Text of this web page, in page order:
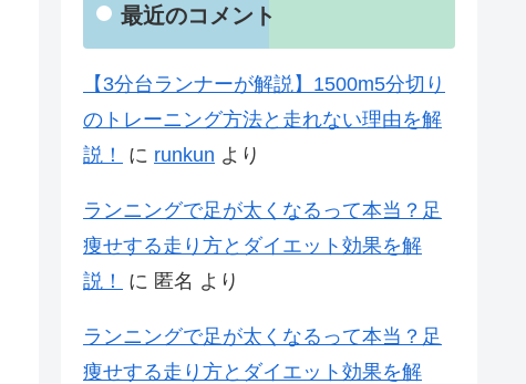
最近のコメント
【3分台ランナーが解説】1500m5分切り
のトレーニング方法と走れない理由を解
説！
に runkun より
ランニングで足が太くなるって本当？足
痩せする走り方とダイエット効果を解
説！
に 匿名 より
ランニングで足が太くなるって本当？足
痩せする走り方とダイエット効果を解